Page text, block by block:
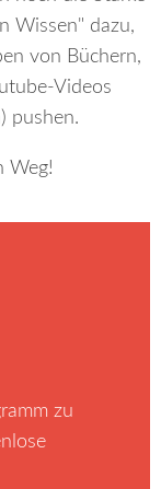
Wissen" dazu,
von Büchern,
Videos
pushen.
Weg!
zu